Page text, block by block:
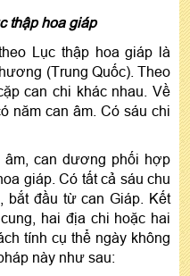
thập hoa giáp
Lục thập hoa giáp là
(Trung Quốc). Theo
can chi khác nhau. Về
năm can âm. Có sáu chi
can dương phối hợp
giáp. Có tất cả sáu chu
bắt đầu từ can Giáp. Kết
hai địa chi hoặc hai
tính cụ thể ngày không
này như sau: